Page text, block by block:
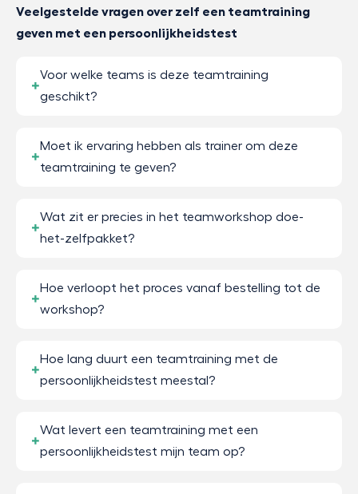
Veelgestelde vragen over zelf een teamtraining
geven met een persoonlijkheidstest
Voor welke teams is deze teamtraining
geschikt?
Moet ik ervaring hebben als trainer om deze
teamtraining te geven?
Wat zit er precies in het teamworkshop doe-
het-zelfpakket?
Hoe verloopt het proces vanaf bestelling tot de
workshop?
Hoe lang duurt een teamtraining met de
persoonlijkheidstest meestal?
Wat levert een teamtraining met een
persoonlijkheidstest mijn team op?